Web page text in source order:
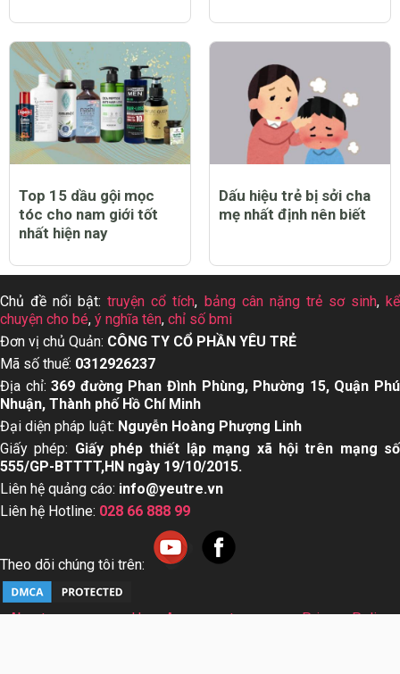
Top 15 dầu gội mọc
tóc cho nam giới tốt
nhất hiện nay
Dấu hiệu trẻ bị sởi cha
mẹ nhất định nên biết
Chủ đề nổi bật:truyện cổ tích, bảng cân nặng trẻ sơ sinh, kể
chuyện cho bé, ý nghĩa tên, chỉ số bmi
Đơn vị chủ Quản: CÔNG TY CỔ PHẦN YÊU TRẺ
Mã số thuế: 0312926237
Địa chỉ:369 đường Phan Đình Phùng, Phường 15, Quận Phú
Nhuận, Thành phố Hồ Chí Minh
Đại diện pháp luật: Nguyễn Hoàng Phượng Linh
Giấy phép: Giấy phép thiết lập mạng xã hội trên mạng số
555/GP-BTTTT,HN ngày 19/10/2015.
Liên hệ quảng cáo: info@yeutre.vn
Liên hệ Hotline: 028 66 888 99
Theo dõi chúng tôi trên:
About us User Agreement
Privacy Policy